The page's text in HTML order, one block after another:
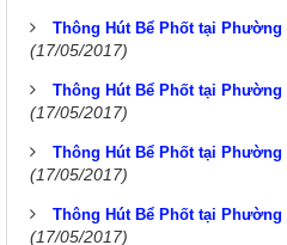
Thông Hút Bể Phốt tại
(17/05/2017)
Thông Hút Bể Phốt tại Phường
(17/05/2017)
Thông Hút Bể Phốt tại Phường
(17/05/2017)
Thông Hút Bể Phốt tại
(17/05/2017)